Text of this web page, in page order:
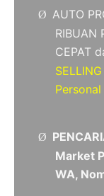
Ø AUTO
RIBUAN
CEPAT
Ø
Market
WA,